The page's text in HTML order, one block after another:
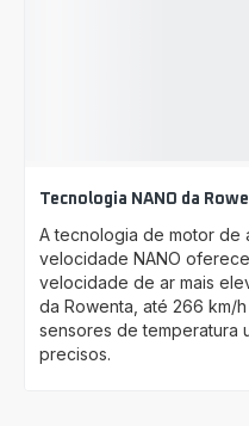
Tecnologia NANO da
A tecnologia de motor de
velocidade NANO
velocidade de ar mais
da Rowenta, até 266 km/
sensores de temperatura
precisos.